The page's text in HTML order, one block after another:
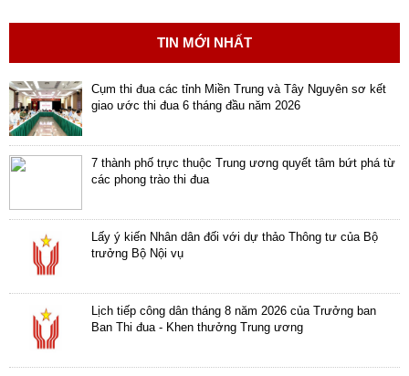
TIN MỚI NHẤT
Cụm thi đua các tỉnh Miền Trung và Tây Nguyên sơ kết
giao ước thi đua 6 tháng đầu năm 2026
7 thành phố trực thuộc Trung ương quyết tâm bứt phá từ
các phong trào thi đua
Lấy ý kiến Nhân dân đối với dự thảo Thông tư của Bộ
trưởng Bộ Nội vụ
Lịch tiếp công dân tháng 8 năm 2026 của Trưởng ban
Ban Thi đua - Khen thưởng Trung ương